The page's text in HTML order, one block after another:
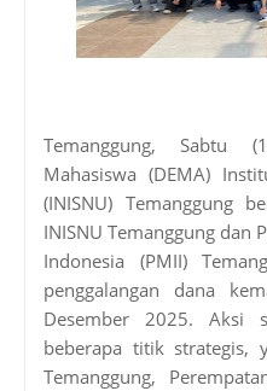
Temanggung, Sabtu
Mahasiswa (DEMA)
(INISNU) Temanggung
INISNU Temanggung dan
Indonesia (PMII)
penggalangan dana
Desember 2025. Aksi
beberapa titik strategis,
Temanggung,